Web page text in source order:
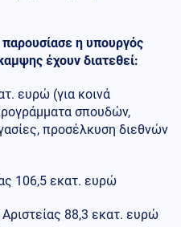
η υπουργός
έχουν διατεθεί:
ευρώ (για κοινά
σπουδών,
προσέλκυση διεθνών
106,5 εκατ. ευρώ
88,3 εκατ. ευρώ